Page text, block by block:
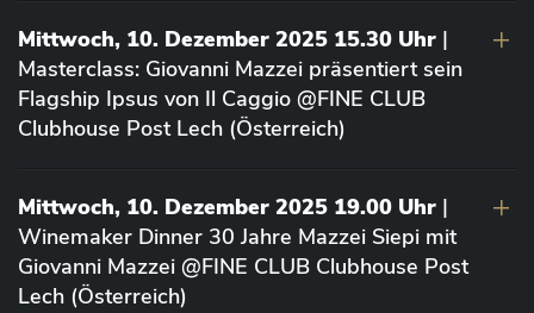
Mittwoch, 10. Dezember 2025 15.30 Uhr |
Masterclass: Giovanni Mazzei präsentiert sein
Flagship Ipsus von Il Caggio @FINE CLUB
Clubhouse Post Lech (Österreich)
Mittwoch, 10. Dezember 2025 19.00 Uhr |
Winemaker Dinner 30 Jahre Mazzei Siepi mit
Giovanni Mazzei @FINE CLUB Clubhouse Post
Lech (Österreich)